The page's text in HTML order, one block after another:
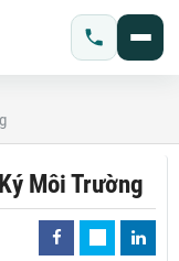
Môi Trường